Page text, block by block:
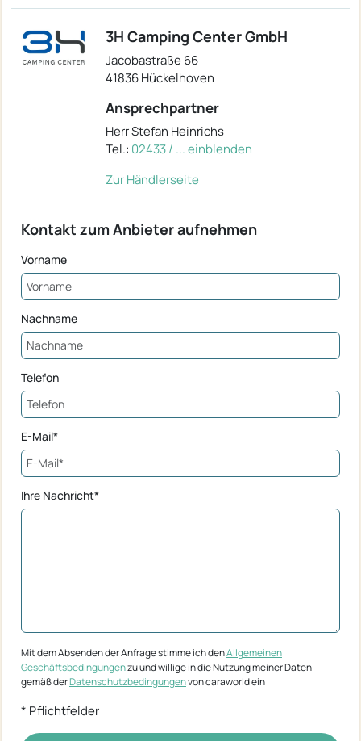
3H Camping Center GmbH
Jacobastraße 66
41836 Hückelhoven
Ansprechpartner
Herr Stefan Heinrichs
Tel.: 02433 / ... einblenden
Zur Händlerseite
Kontakt zum Anbieter aufnehmen
Vorname
Nachname
Telefon
E-Mail*
Ihre Nachricht*
Mit dem Absenden der Anfrage stimme ich denAllgemeinen
Geschäftsbedingungenzu und willige in die Nutzung meiner Daten
gemäß derDatenschutzbedingungenvon caraworld ein
* Pflichtfelder